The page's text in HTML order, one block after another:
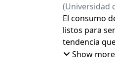
(Universidad
Alarcón
El consumo
listos para
tendencia
población,
Show more